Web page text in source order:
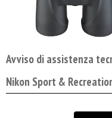
Avviso di assistenza
Nikon Sport &